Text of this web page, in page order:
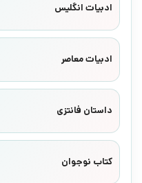
ادبیات انگلیس
ادبیات معاصر
داستان فانتزی
کتاب نوجوان